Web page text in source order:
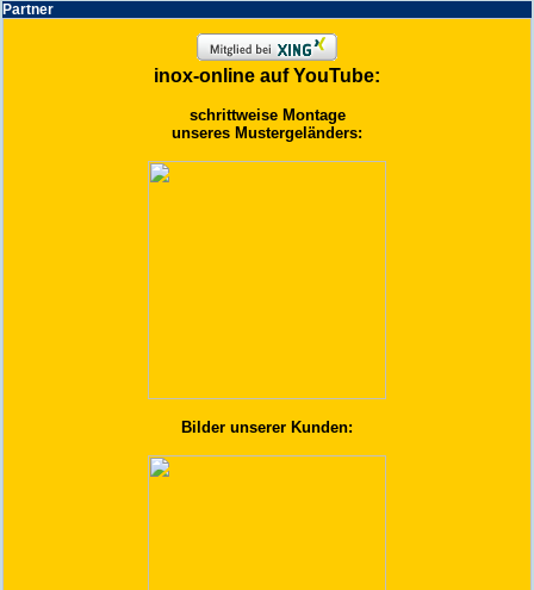
Partner
inox-online auf YouTube:
schrittweise Montage
unseres Mustergeländers:
Bilder unserer Kunden: